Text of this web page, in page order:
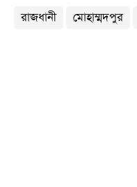
রাজধানী মোহাম্মদপুর